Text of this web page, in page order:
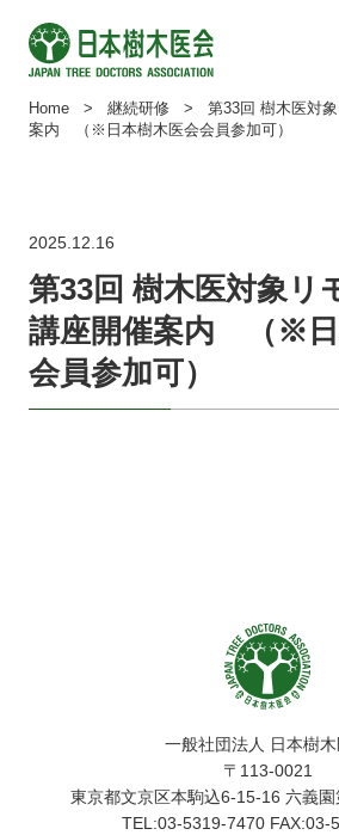
Home > 継続研修 >
第33回 樹木医対
案内 （※日本樹木医会会員参加可）
2025.12.16
第33回 樹木医対象リ
講座開催案内 （※日
会員参加可）
一般社団法人 日本樹
〒113-0021
東京都文京区本駒込6-15-16 六義
TEL:03-5319-7470 FAX:03-